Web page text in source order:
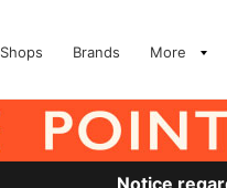
Shops Brands More
Notice